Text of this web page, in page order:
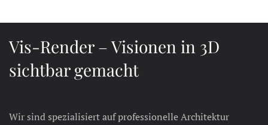
Vis-Render – Visionen in 3D
sichtbar gemacht
Wir sind spezialisiert auf professionelle Architektur